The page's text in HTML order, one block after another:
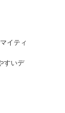
イティ
すいデ